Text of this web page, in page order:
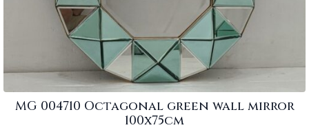
MG 004710 Octagonal green wall mirror
100x75cm